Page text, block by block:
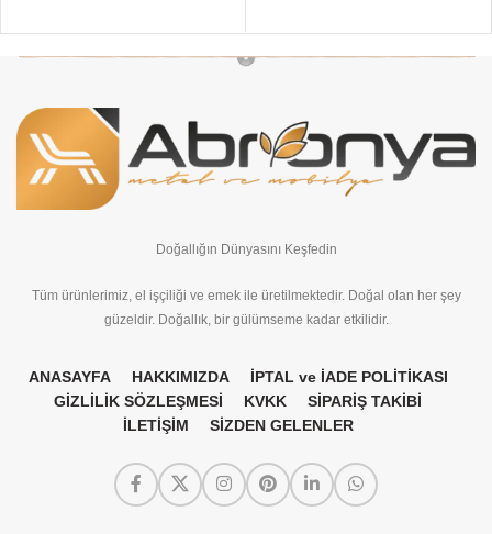
Doğallığın Dünyasını Keşfedin
Tüm ürünlerimiz, el işçiliği ve emek ile üretilmektedir. Doğal olan her şey
güzeldir. Doğallık, bir gülümseme kadar etkilidir.
ANASAYFA HAKKIMIZDA
İPTAL ve İADE POLİTİKASI
GİZLİLİK SÖZLEŞMESİ
KVKK
SİPARİŞ TAKİBİ
İLETİŞİM
SİZDEN GELENLER